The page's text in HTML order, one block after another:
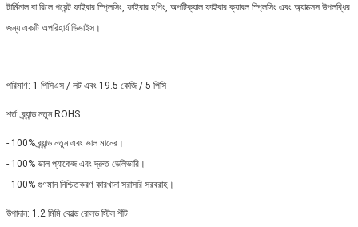
টার্মিনাল বা রিলে পয়েন্ট ফাইবার স্প্লিসিং, ফাইবার হপিং, অপটিক্যাল ফাইবার ক্যাবল স্প্লিসিং এবং অ্যাক্সেস উপলব্ধির
জন্য একটি অপরিহার্য ডিভাইস।
পরিমাণ: 1 পিসিএস / লট এবং 19.5 কেজি / 5 পিসি
শর্ত: ব্র্যান্ড নতুন ROHS
- 100% ব্র্যান্ড নতুন এবং ভাল মানের।
- 100% ভাল প্যাকেজ এবং দ্রুত ডেলিভারি।
- 100% গুণমান নিশ্চিতকরণ কারখানা সরাসরি সরবরাহ।
উপাদান: 1.2 মিমি কোল্ড রোলড স্টিল শীট